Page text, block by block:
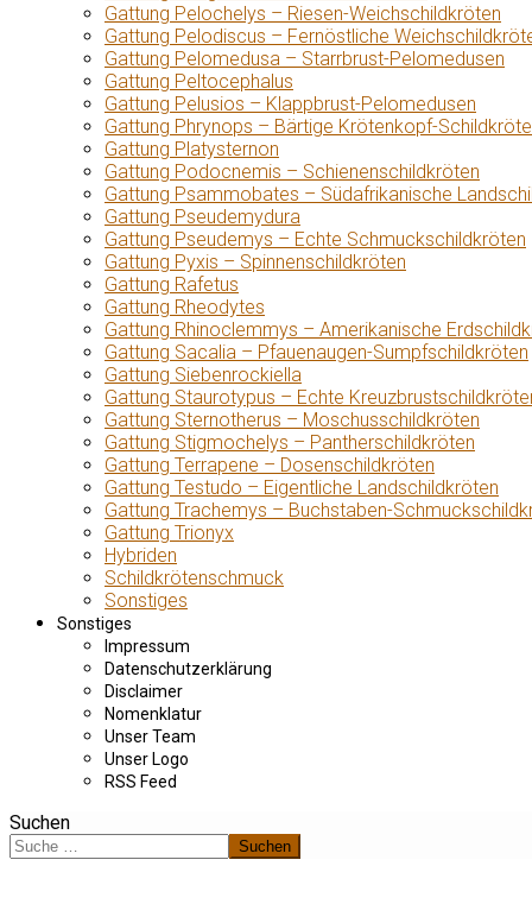
Gattung Pelochelys – Riesen-Weichschildkröten
Gattung Pelodiscus – Fernöstliche
Gattung Pelomedusa – Starrbrust-Pelomedusen
Gattung Peltocephalus
Gattung Pelusios – Klappbrust-Pelomedusen
Gattung Phrynops – Bärtige Krötenkopf-
Gattung Platysternon
Gattung Podocnemis – Schienenschildkröten
Gattung Psammobates – Südafrikanische
Gattung Pseudemydura
Gattung Pseudemys – Echte Schmuckschildkröten
Gattung Pyxis – Spinnenschildkröten
Gattung Rafetus
Gattung Rheodytes
Gattung Rhinoclemmys – Amerikanische
Gattung Sacalia – Pfauenaugen-Sumpfschildkröten
Gattung Siebenrockiella
Gattung Staurotypus – Echte
Gattung Sternotherus – Moschusschildkröten
Gattung Stigmochelys – Pantherschildkröten
Gattung Terrapene – Dosenschildkröten
Gattung Testudo – Eigentliche Landschildkröten
Gattung Trachemys – Buchstaben-
Gattung Trionyx
Hybriden
Schildkrötenschmuck
Sonstiges
Sonstiges
Impressum
Datenschutzerklärung
Disclaimer
Nomenklatur
Unser Team
Unser Logo
RSS Feed
Suchen
Suchen